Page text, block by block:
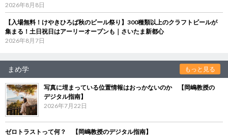
2026年8月8日
【入場無料！けやきひろば秋のビール祭り】300種類以上のクラフトビールが
集まる！土日祝日はアーリーオープンも｜さいたま新都心
2026年8月7日
まめ学 もっと見る
写真に埋まっている位置情報はおっかないのか 【岡嶋教授の
デジタル指南】
2026年7月22日
ゼロトラストって何？ 【岡嶋教授のデジタル指南】